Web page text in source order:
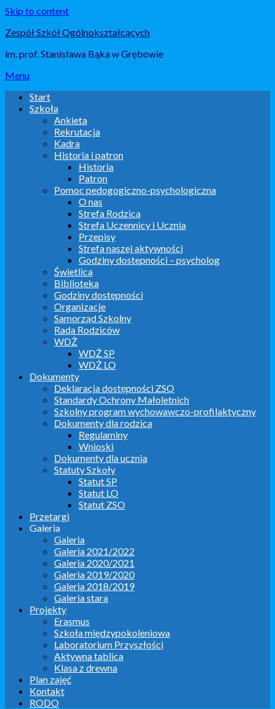
Skip to content
Zespół Szkół Ogólnokształcących
im. prof. Stanisława Bąka w Grębowie
Menu
Start
Szkoła
Ankieta
Rekrutacja
Kadra
Historia i patron
Historia
Patron
Pomoc pedogogiczno-psychologiczna
O nas
Strefa Rodzica
Strefa Uczennicy i Ucznia
Przepisy
Strefa naszej aktywności
Godziny dostepności – psycholog
Świetlica
Biblioteka
Godziny dostępności
Organizacje
Samorząd Szkolny
Rada Rodziców
WDŻ
WDŻ SP
WDŻ LO
Dokumenty
Deklaracja dostępności ZSO
Standardy Ochrony Małoletnich
Szkolny program wychowawczo-profilaktyczny
Dokumenty dla rodzica
Regulaminy
Wnioski
Dokumenty dla ucznia
Statuty Szkoły
Statut SP
Statut LO
Statut ZSO
Przetargi
Galeria
Galeria
Galeria 2021/2022
Galeria 2020/2021
Galeria 2019/2020
Galeria 2018/2019
Galeria stara
Projekty
Erasmus
Szkoła międzypokoleniowa
Laboratorium Przyszłości
Aktywna tablica
Klasa z drewna
Plan zajęć
Kontakt
RODO